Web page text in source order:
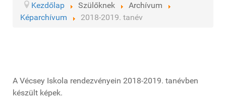
Kezdőlap Szülőknek
Archívum
Képarchívum
2018-2019. tanév
A Vécsey Iskola rendezvényein 2018-2019. tanévben
készült képek.